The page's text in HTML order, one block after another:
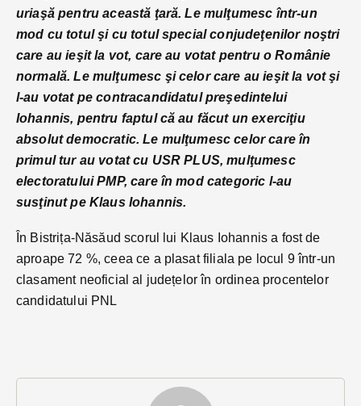
uriaşă pentru această ţară. Le mulţumesc într-un
mod cu totul şi cu totul special conjudeţenilor noştri
care au ieşit la vot, care au votat pentru o Românie
normală. Le mulţumesc şi celor care au ieşit la vot şi
l-au votat pe contracandidatul preşedintelui
Iohannis, pentru faptul că au făcut un exerciţiu
absolut democratic. Le mulţumesc celor care în
primul tur au votat cu USR PLUS, mulţumesc
electoratului PMP, care în mod categoric l-au
susţinut pe Klaus Iohannis.
În Bistrița-Năsăud scorul lui Klaus Iohannis a fost de
aproape 72 %, ceea ce a plasat filiala pe locul 9 într-un
clasament neoficial al județelor în ordinea procentelor
candidatului PNL